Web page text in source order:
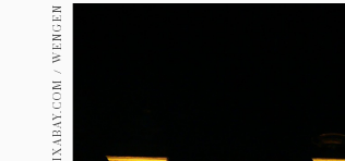
Пътувай
Здраве
Gentlemen